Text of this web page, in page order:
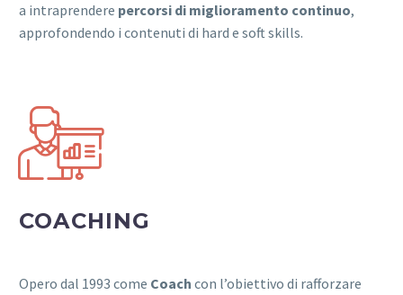
a intraprendere percorsi di miglioramento continuo,
approfondendo i contenuti di hard e soft skills.


COACHING
Opero dal 1993 come Coach con l’obiettivo di rafforzare